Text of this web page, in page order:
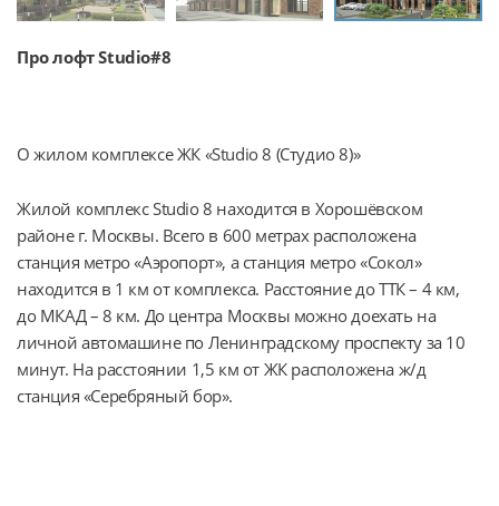
Про лофт Studio#8
О жилом комплексе ЖК «Studio 8 (Студио 8)»
Жилой комплекс Studio 8 находится в Хорошёвском
районе г. Москвы. Всего в 600 метрах расположена
станция метро «Аэропорт», а станция метро «Сокол»
находится в 1 км от комплекса. Расстояние до ТТК – 4 км,
до МКАД – 8 км. До центра Москвы можно доехать на
личной автомашине по Ленинградскому проспекту за 10
минут. На расстоянии 1,5 км от ЖК расположена ж/д
станция «Серебряный бор».